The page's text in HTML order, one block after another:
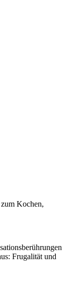
Kochen,
Frugalität und